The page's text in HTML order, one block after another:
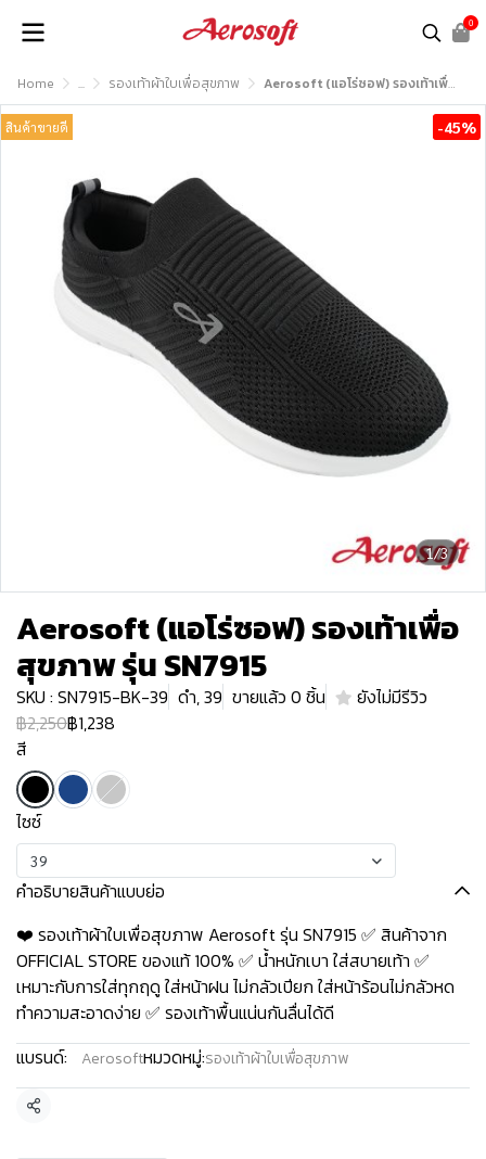
0
Home ... รองเท้าผ้าใบเพื่อสุขภาพ Aerosoft (แอโร่ซอฟ) รองเท้าเพื่อสุขภาพ รุ่น SN7915
1/3
สินค้าขายดี -45%
Aerosoft (แอโร่ซอฟ) รองเท้าเพื่อ
สุขภาพ รุ่น SN7915
SKU : SN7915-BK-39 ดำ, 39 ขายแล้ว 0 ชิ้น
ยังไม่มีรีวิว
฿2,250฿1,238
สี
ไซซ์
39
คำอธิบายสินค้าแบบย่อ
❤️ รองเท้าผ้าใบเพื่อสุขภาพ Aerosoft รุ่น SN7915 ✅ สินค้าจาก
OFFICIAL STORE ของแท้ 100% ✅ น้ำหนักเบา ใส่สบายเท้า ✅
เหมาะกับการใส่ทุกฤดู ใส่หน้าฝน ไม่กลัวเปียก ใส่หน้าร้อนไม่กลัวหด
ทำความสะอาดง่าย ✅ รองเท้าพื้นแน่นกันลื่นได้ดี
แบรนด์:
Aerosoftหมวดหมู่:รองเท้าผ้าใบเพื่อสุขภาพ
แชร์